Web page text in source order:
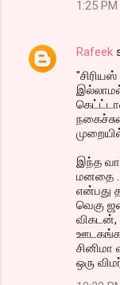
1:25 PM
Rafeek
இந்த
மனதை ..
என்பது
வெகு
ஒரு